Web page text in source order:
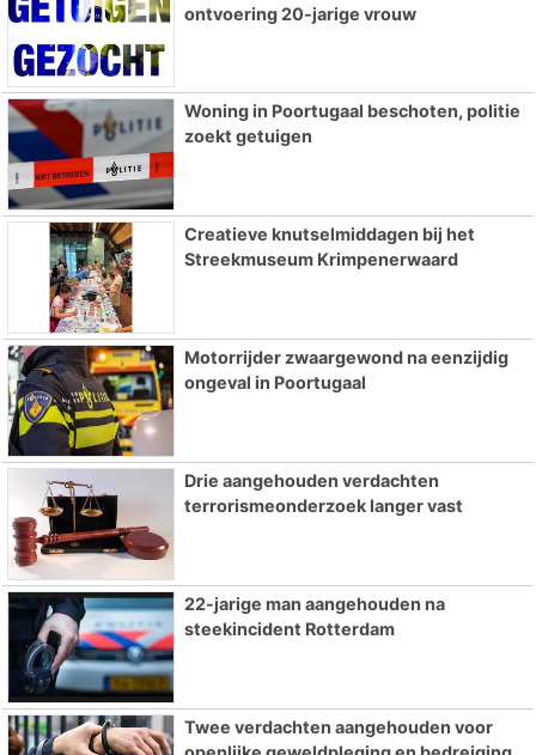
ontvoering 20-jarige vrouw
Woning in Poortugaal beschoten, politie
zoekt getuigen
Creatieve knutselmiddagen bij het
Streekmuseum Krimpenerwaard
Motorrijder zwaargewond na eenzijdig
ongeval in Poortugaal
Drie aangehouden verdachten
terrorismeonderzoek langer vast
22-jarige man aangehouden na
steekincident Rotterdam
Twee verdachten aangehouden voor